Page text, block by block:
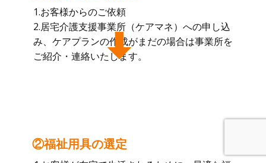
1.お客様からのご依頼
2.居宅介護支援事業所（ケアマネ）への申し込
み、ケアプランの作成がまだの場合は事業所を
ご紹介・連絡いたします。
②福祉用具の選定